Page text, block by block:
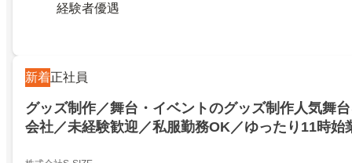
経験者優遇
新着正社員
グッズ制作／舞台・イベントのグッズ制作人気舞
会社／未経験歓迎／私服勤務OK／ゆったり11時始